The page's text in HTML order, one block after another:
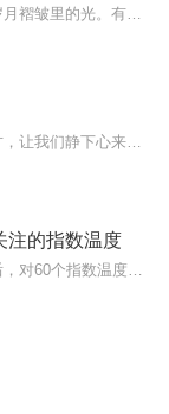
注的指数温度